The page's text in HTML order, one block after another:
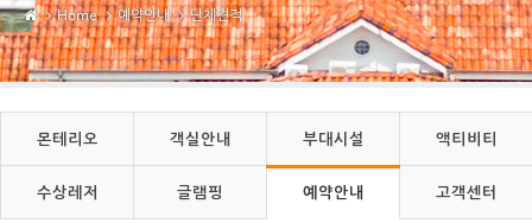
Home 예약안내 단체견적
몬테리오 객실안내 부대시설 액티비티
수상레저 글램핑 예약안내 고객센터